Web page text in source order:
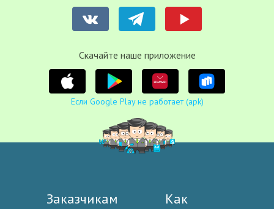
Cкачайте наше приложение
Если Google Play не работает (apk)
Заказчикам
Как